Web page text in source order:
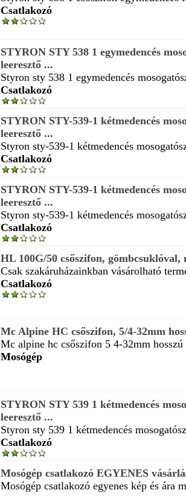
Csatlakozó
STYRON STY 538 1 egymedencés
leeresztő ...
Styron sty 538 1 egymedencés
Csatlakozó
STYRON STY-539-1 kétmedencés
leeresztő ...
Styron sty-539-1 kétmedencés
Csatlakozó
STYRON STY-539-1 kétmedencés
leeresztő ...
Styron sty-539-1 kétmedencés
Csatlakozó
HL 100G/50 csőszifon, gömbcsuklóval,
Csak szakáruházainkban vásárolható
Csatlakozó
Mc Alpine HC csőszifon, 5/4-32mm
Mc alpine hc csőszifon 5 4-32mm hosszú
Mosógép
STYRON STY 539 1 kétmedencés
leeresztő ...
Styron sty 539 1 kétmedencés
Csatlakozó
Mosógép csatlakozó EGYENES
Mosógép csatlakozó egyenes kép és ára